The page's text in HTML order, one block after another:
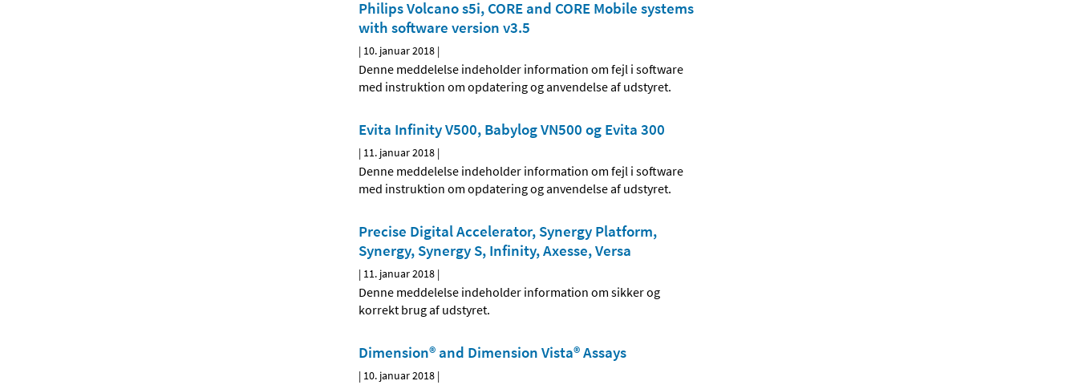
Philips Volcano s5i, CORE and CORE Mobile systems
with software version v3.5
| 10. januar 2018 |
Denne meddelelse indeholder information om fejl i software
med instruktion om opdatering og anvendelse af udstyret.
Evita Infinity V500, Babylog VN500 og Evita 300
| 11. januar 2018 |
Denne meddelelse indeholder information om fejl i software
med instruktion om opdatering og anvendelse af udstyret.
Precise Digital Accelerator, Synergy Platform,
Synergy, Synergy S, Infinity, Axesse, Versa
| 11. januar 2018 |
Denne meddelelse indeholder information om sikker og
korrekt brug af udstyret.
Dimension® and Dimension Vista® Assays
| 10. januar 2018 |